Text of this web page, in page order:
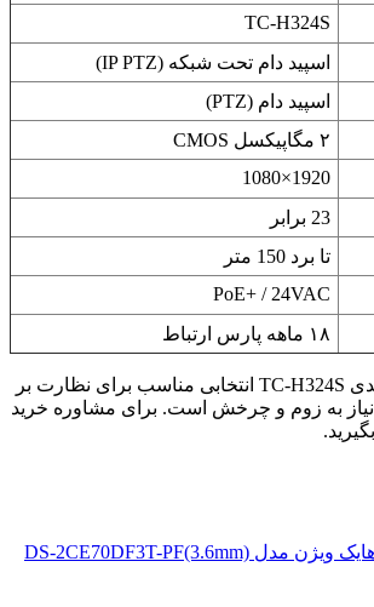
TC-H324S
اسپید دام تحت شبکه (IP PTZ)
اسپید دام (PTZ)
۲ مگاپیکسل CMOS
1920×1080
23 برابر
تا برد 150 متر
PoE+‎ / 24VAC
۱۸ ماهه پارس ارتباط
دوربین اسپید دام تیاندی TC-H324S انتخابی مناسب برای نظارت بر
به زوم و چرخش است. برای مشاوره خرید